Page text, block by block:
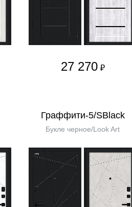
27 270 ₽
Граффити-5/SBlack
Букле черное/Look Art